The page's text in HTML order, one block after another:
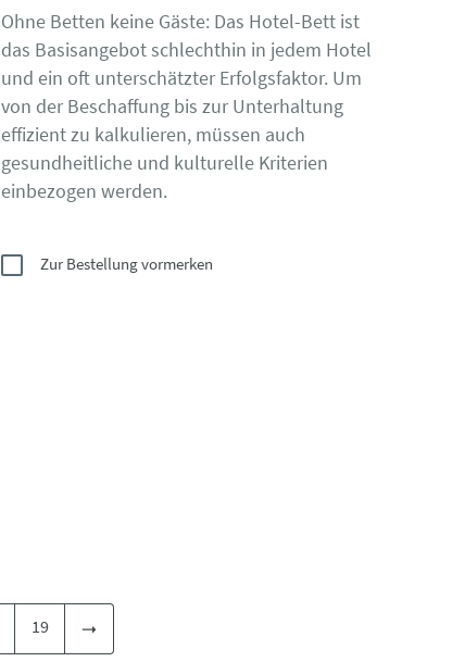
Ohne Betten keine Gäste: Das Hotel-Bett ist
das Basisangebot schlechthin in jedem Hotel
und ein oft unterschätzter Erfolgsfaktor. Um
von der Beschaffung bis zur Unterhaltung
effizient zu kalkulieren, müssen auch
gesundheitliche und kulturelle Kriterien
einbezogen werden.
Zur Bestellung vormerken
19